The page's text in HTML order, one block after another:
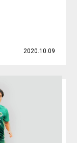
2020.10.09